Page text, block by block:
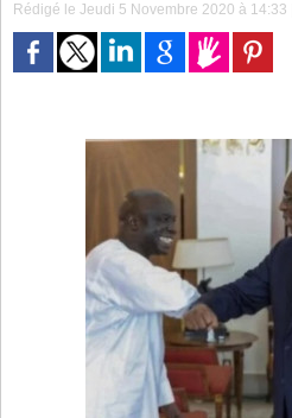
Rédigé le Jeudi 5 Novembre 2020 à